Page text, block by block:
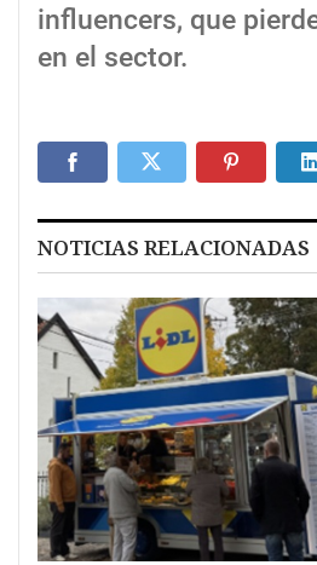
influencers, que
en el sector.
NOTICIAS RELACIONADAS